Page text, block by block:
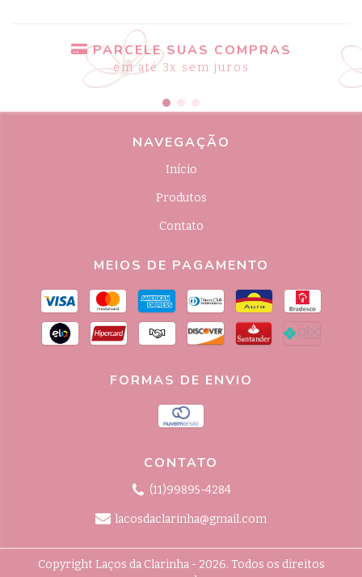
PARCELE SUAS COMPRAS
em até 3x sem juros
NAVEGAÇÃO
Início
Produtos
Contato
MEIOS DE PAGAMENTO
FORMAS DE ENVIO
CONTATO
(11)99895-4284
lacosdaclarinha@gmail.com
Copyright Laços da Clarinha - 2026. Todos os direitos